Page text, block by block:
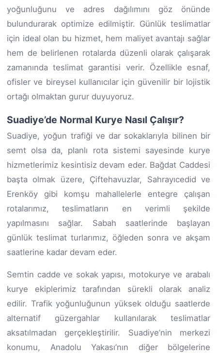
yoğunluğunu ve adres dağılımını göz önünde
bulundurarak optimize edilmiştir. Günlük teslimatlar
için ideal olan bu hizmet, hem maliyet avantajı sağlar
hem de belirlenen rotalarda düzenli olarak çalışarak
zamanında teslimat garantisi verir. Özellikle esnaf,
ofisler ve bireysel kullanıcılar için güvenilir bir lojistik
ortağı olmaktan gurur duyuyoruz.
Suadiye’de Normal Kurye Nasıl Çalışır?
Suadiye, yoğun trafiği ve dar sokaklarıyla bilinen bir
semt olsa da, planlı rota sistemi sayesinde kurye
hizmetlerimiz kesintisiz devam eder. Bağdat Caddesi
başta olmak üzere, Çiftehavuzlar, Sahrayıcedid ve
Erenköy gibi komşu mahallelerle entegre çalışan
rotalarımız, teslimatların en verimli şekilde
yapılmasını sağlar. Sabah saatlerinde başlayan
günlük teslimat turlarımız, öğleden sonra ve akşam
saatlerine kadar devam eder.
Semtin cadde ve sokak yapısı, motokurye ve arabalı
kurye ekiplerimiz tarafından sürekli olarak analiz
edilir. Trafik yoğunluğunun yüksek olduğu saatlerde
alternatif güzergahlar kullanılarak teslimatlar
aksatılmadan gerçekleştirilir. Suadiye’nin merkezi
konumu, Anadolu Yakası’nın diğer bölgelerine